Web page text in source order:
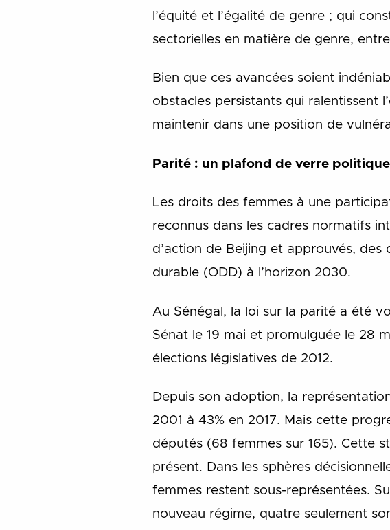
l’équité et l’égalité de genre ; qui
sectorielles en matière de genre,
Bien que ces avancées soient
obstacles persistants qui ralentissent
maintenir dans une position de
Parité : un plafond de verre politique
Les droits des femmes à une
reconnus dans les cadres normatifs
d’action de Beijing et approuvés,
durable (ODD) à l’horizon 2030.
Au Sénégal, la loi sur la parité a été
Sénat le 19 mai et promulguée le 28
élections législatives de 2012.
Depuis son adoption, la
2001 à 43% en 2017. Mais cette
députés (68 femmes sur 165). Cette
présent. Dans les sphères
femmes restent sous-représentées.
nouveau régime, quatre seulement